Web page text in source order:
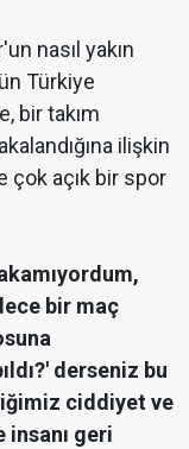
nasıl yakın
Türkiye
bir takım
ilişkin
açık bir spor
bir maç
derseniz bu
ciddiyet ve
insanı geri